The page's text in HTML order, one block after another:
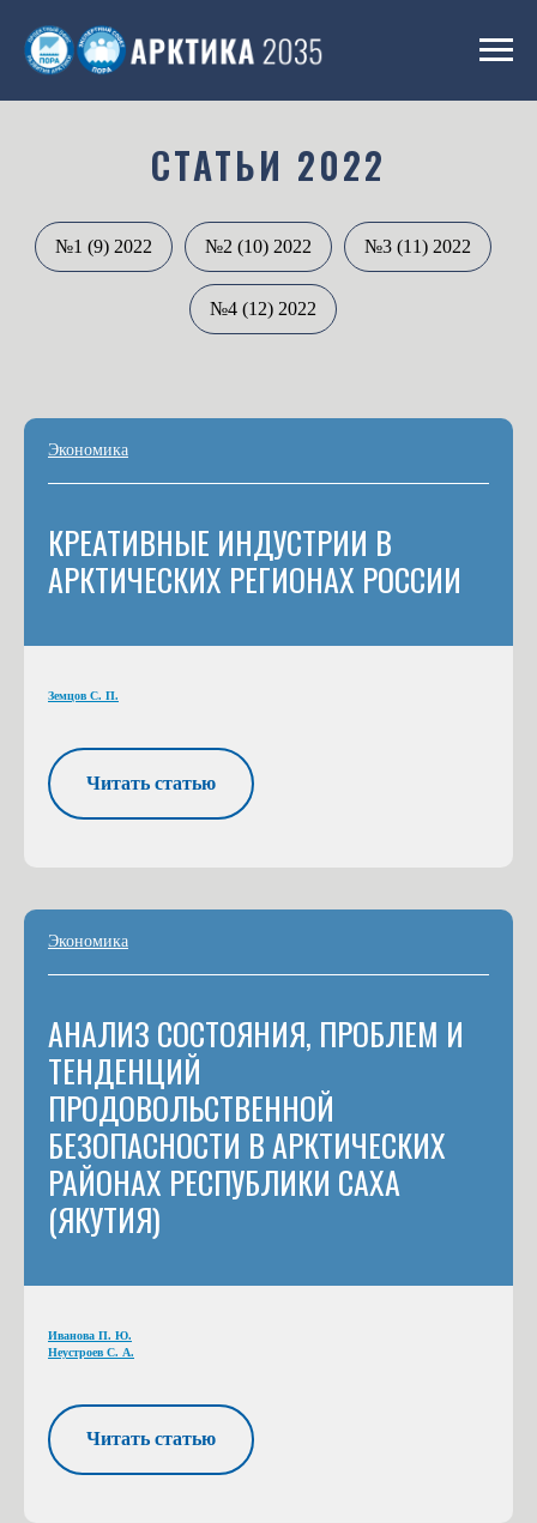
СТАТЬИ 2022
№1 (9) 2022 №2 (10) 2022 №3 (11) 2022
№4 (12) 2022
Экономика
КРЕАТИВНЫЕ ИНДУСТРИИ В
АРКТИЧЕСКИХ РЕГИОНАХ РОССИИ
Земцов С. П.
Читать статью
Экономика
АНАЛИЗ СОСТОЯНИЯ, ПРОБЛЕМ И
ТЕНДЕНЦИЙ
ПРОДОВОЛЬСТВЕННОЙ
БЕЗОПАСНОСТИ В АРКТИЧЕСКИХ
РАЙОНАХ РЕСПУБЛИКИ САХА
(ЯКУТИЯ)
Иванова П. Ю.
Неустроев С. А.
Читать статью